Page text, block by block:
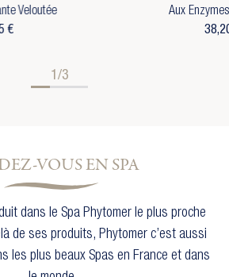
Veloutée
€
Aux
1/3
VOUS EN SPA
dans le Spa Phytomer le plus proche
de ses produits, Phytomer c’est aussi
les plus beaux Spas en France et dans